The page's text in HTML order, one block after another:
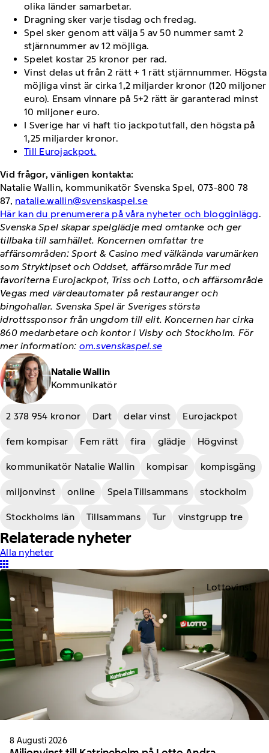
olika länder samarbetar.
Dragning sker varje tisdag och fredag.
Spel sker genom att välja 5 av 50 nummer samt 2
stjärnnummer av 12 möjliga.
Spelet kostar 25 kronor per rad.
Vinst delas ut från 2 rätt + 1 rätt stjärnnummer. Högsta
möjliga vinst är cirka 1,2 miljarder kronor (120 miljoner
euro). Ensam vinnare på 5+2 rätt är garanterad minst
10 miljoner euro.
I Sverige har vi haft tio jackpotutfall, den högsta på
1,25 miljarder kronor.
Till Eurojackpot.
Vid frågor, vänligen kontakta:
Natalie Wallin, kommunikatör Svenska Spel, 073-800 78
87, natalie.wallin@svenskaspel.se
Här kan du prenumerera på våra nyheter och blogginlägg.
Svenska Spel skapar spelglädje med omtanke och ger
tillbaka till samhället. Koncernen omfattar tre
affärsområden: Sport & Casino med välkända varumärken
som Stryktipset och Oddset, affärsområde Tur med
favoriterna Eurojackpot, Triss och Lotto, och affärsområde
Vegas med värdeautomater på restauranger och
bingohallar. Svenska Spel är Sveriges största
idrottssponsor från ungdom till elit. Koncernen har cirka
860 medarbetare och kontor i Visby och Stockholm. För
mer information: om.svenskaspel.se
Kommunikatör
Natalie Wallin
2 378 954 kronor Dart delar vinst Eurojackpot
fem kompisar Fem rätt fira glädje Högvinst
kommunikatör Natalie Wallin kompisar kompisgäng
miljonvinst online Spela Tillsammans stockholm
Stockholms län Tillsammans Tur vinstgrupp tre
Relaterade nyheter
Alla nyheter
Lottovinst
8 Augusti 2026